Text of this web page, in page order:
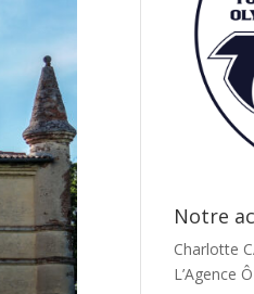
Notre
Charlotte
L’Agence